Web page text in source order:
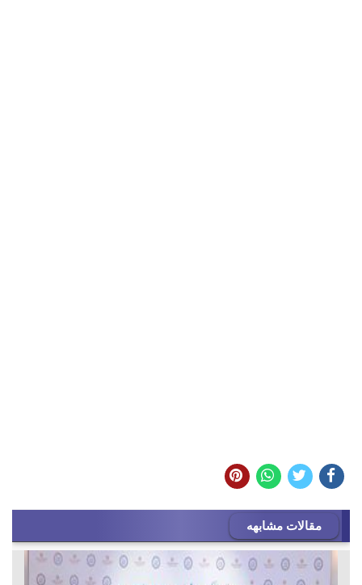
مقالات مشابهه